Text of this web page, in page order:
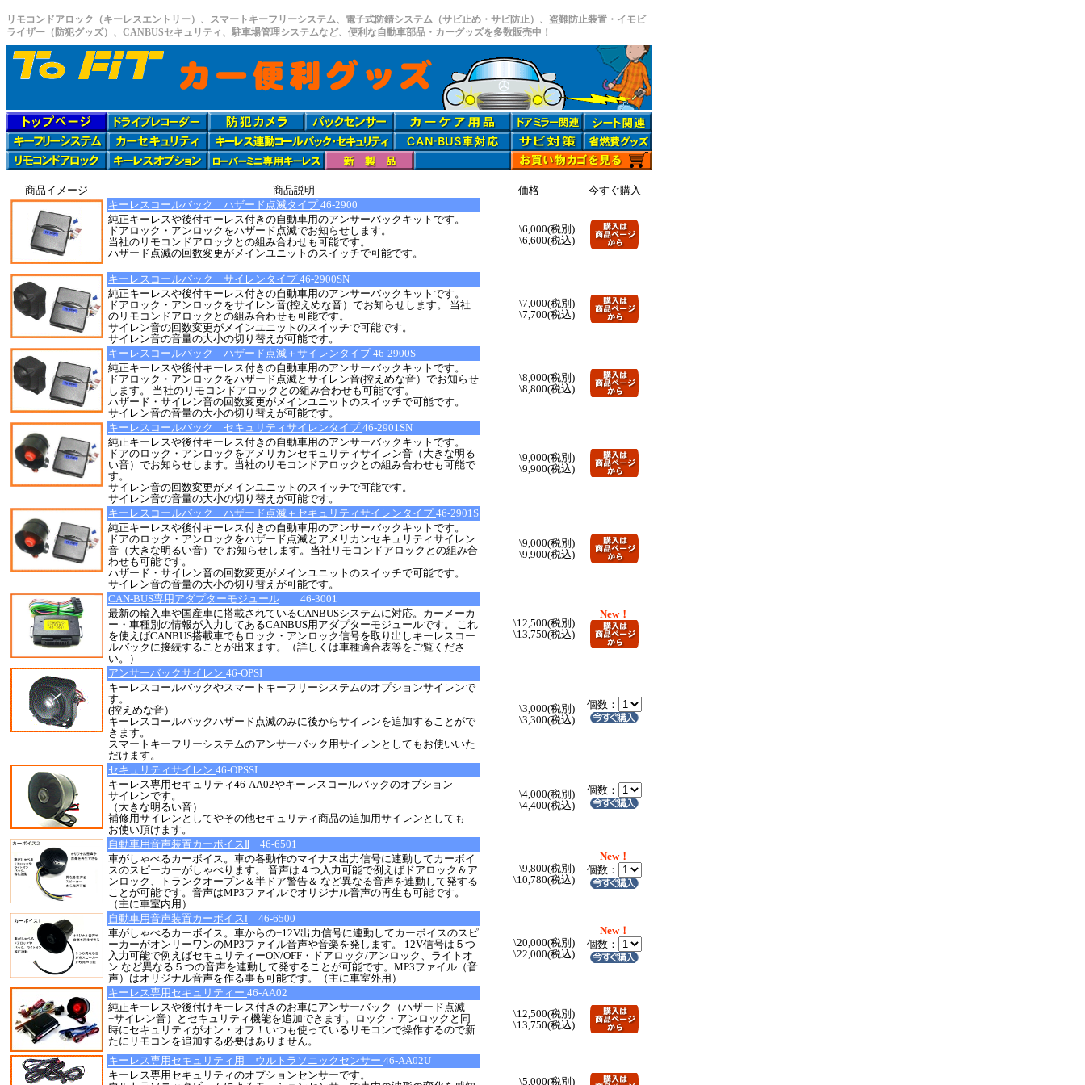
リモコンドアロック（キーレスエントリー）、スマートキーフリーシステム、電子式防錆システム（サビ止め・サビ防止）、盗難防止装置・イモビ
ライザー（防犯グッズ）、CANBUSセキュリティ、駐車場管理システムなど、便利な自動車部品・カーグッズを多数販売中！
商品イメージ 商品説明 価格
今すぐ購入
キーレスコールバック ハザード点滅タイプ46-2900
\6,000(税別)
\6,600(税込)
純正キーレスや後付キーレス付きの自動車用のアンサーバックキットです。
ドアロック・アンロックをハザード点滅でお知らせします。
当社のリモコンドアロックとの組み合わせも可能です。
ハザード点滅の回数変更がメインユニットのスイッチで可能です。
キーレスコールバック サイレンタイプ46-2900SN
\7,000(税別)
\7,700(税込)
純正キーレスや後付キーレス付きの自動車用のアンサーバックキットです。
ドアロック・アンロックをサイレン音(控えめな音）でお知らせします。 当社
のリモコンドアロックとの組み合わせも可能です。
サイレン音の回数変更がメインユニットのスイッチで可能です。
サイレン音の音量の大小の切り替えが可能です。
キーレスコールバック ハザード点滅＋サイレンタイプ46-2900S
\8,000(税別)
\8,800(税込)
純正キーレスや後付キーレス付きの自動車用のアンサーバックキットです。
ドアロック・アンロックをハザード点滅とサイレン音(控えめな音）でお知らせ
します。 当社のリモコンドアロックとの組み合わせも可能です。
ハザード・サイレン音の回数変更がメインユニットのスイッチで可能です。
サイレン音の音量の大小の切り替えが可能です。
キーレスコールバック セキュリティサイレンタイプ46-2901SN
\9,000(税別)
\9,900(税込)
純正キーレスや後付キーレス付きの自動車用のアンサーバックキットです。
ドアのロック・アンロックをアメリカンセキュリティサイレン音（大きな明る
い音）でお知らせします。当社のリモコンドアロックとの組み合わせも可能で
す。
サイレン音の回数変更がメインユニットのスイッチで可能です。
サイレン音の音量の大小の切り替えが可能です。
キーレスコールバック ハザード点滅＋セキュリティサイレンタイプ46-2901S
\9,000(税別)
\9,900(税込)
純正キーレスや後付キーレス付きの自動車用のアンサーバックキットです。
ドアのロック・アンロックをハザード点滅とアメリカンセキュリティサイレン
音（大きな明るい音）で お知らせします。当社リモコンドアロックとの組み合
わせも可能です。
ハザード・サイレン音の回数変更がメインユニットのスイッチで可能です。
サイレン音の音量の大小の切り替えが可能です。
CAN-BUS専用アダプターモジュール
46-3001
\12,500(税別)
\13,750(税込)
New！
最新の輸入車や国産車に搭載されているCANBUSシステムに対応。カーメーカ
ー・車種別の情報が入力してあるCANBUS用アダプターモジュールです。 これ
を使えばCANBUS搭載車でもロック・アンロック信号を取り出しキーレスコー
ルバックに接続することが出来ます。（詳しくは車種適合表等をご覧くださ
い。）
アンサーバックサイレン 46-OPSI
\3,000(税別)
\3,300(税込)
個数：
キーレスコールバックやスマートキーフリーシステムのオプションサイレンで
す。
(控えめな音）
キーレスコールバックハザード点滅のみに後からサイレンを追加することがで
きます。
スマートキーフリーシステムのアンサーバック用サイレンとしてもお使いいた
だけます。
セキュリティサイレン 46-OPSSI
\4,000(税別)
\4,400(税込)
個数：
キーレス専用セキュリティ46-AA02やキーレスコールバックのオプション
サイレンです。
（大きな明るい音）
補修用サイレンとしてやその他セキュリティ商品の追加用サイレンとしても
お使い頂けます。
自動車用音声装置カーボイスⅡ
46-6501
\9,800(税別)
\10,780(税込)
New！
個数：
車がしゃべるカーボイス。車の各動作のマイナス出力信号に連動してカーボイ
スのスピーカーがしゃべります。 音声は４つ入力可能で例えばドアロック＆ア
ンロック、トランクオープン＆半ドア警告＆ など異なる音声を連動して発する
ことが可能です。音声はMP3ファイルでオリジナル音声の再生も可能です。
（主に車室内用）
自動車用音声装置カーボイスⅠ
46-6500
\20,000(税別)
\22,000(税込)
New！
個数：
車がしゃべるカーボイス。車からの+12V出力信号に連動してカーボイスのスピ
ーカーがオンリーワンのMP3ファイル音声や音楽を発します。 12V信号は５つ
入力可能で例えばセキュリティーON/OFF・ドアロック/アンロック、ライトオ
ン など異なる５つの音声を連動して発することが可能です。MP3ファイル（音
声）はオリジナル音声を作る事も可能です。（主に車室外用）
キーレス専用セキュリティー 46-AA02
\12,500(税別)
\13,750(税込)
純正キーレスや後付けキーレス付きのお車にアンサーバック（ハザード点滅
+サイレン音）とセキュリティ機能を追加できます。ロック・アンロックと同
時にセキュリティがオン・オフ！いつも使っているリモコンで操作するので新
たにリモコンを追加する必要はありません。
キーレス専用セキュリティ用 ウルトラソニックセンサー 46-AA02U
\5,000(税別)
キーレス専用セキュリティのオプションセンサーです。